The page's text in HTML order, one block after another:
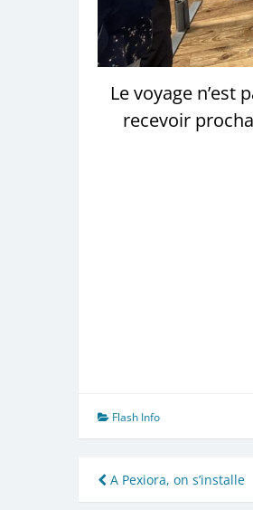
Le voyage
recevoir
Flash Info
Navigation
A Pexiora, on s’installe